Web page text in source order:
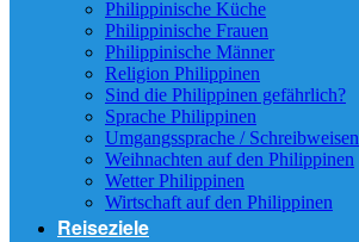
Philippinische Küche
Philippinische Frauen
Philippinische Männer
Religion Philippinen
Sind die Philippinen gefährlich?
Sprache Philippinen
Umgangssprache / Schreibweisen
Weihnachten auf den Philippinen
Wetter Philippinen
Wirtschaft auf den Philippinen
Reiseziele